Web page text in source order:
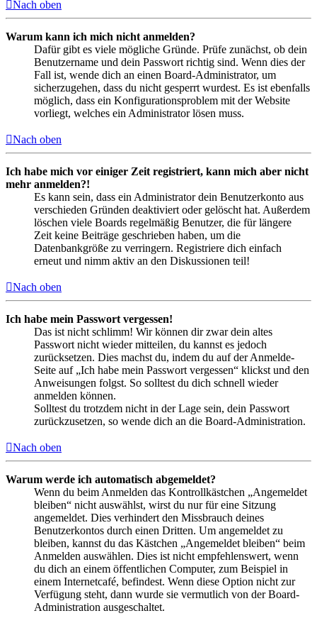
Nach oben
Warum kann ich mich nicht anmelden?
Dafür gibt es viele mögliche Gründe. Prüfe zunächst, ob dein
Benutzername und dein Passwort richtig sind. Wenn dies der
Fall ist, wende dich an einen Board-Administrator, um
sicherzugehen, dass du nicht gesperrt wurdest. Es ist ebenfalls
möglich, dass ein Konfigurationsproblem mit der Website
vorliegt, welches ein Administrator lösen muss.
Nach oben
Ich habe mich vor einiger Zeit registriert, kann mich aber nicht
mehr anmelden?!
Es kann sein, dass ein Administrator dein Benutzerkonto aus
verschieden Gründen deaktiviert oder gelöscht hat. Außerdem
löschen viele Boards regelmäßig Benutzer, die für längere
Zeit keine Beiträge geschrieben haben, um die
Datenbankgröße zu verringern. Registriere dich einfach
erneut und nimm aktiv an den Diskussionen teil!
Nach oben
Ich habe mein Passwort vergessen!
Das ist nicht schlimm! Wir können dir zwar dein altes
Passwort nicht wieder mitteilen, du kannst es jedoch
zurücksetzen. Dies machst du, indem du auf der Anmelde-
Seite auf „Ich habe mein Passwort vergessen“ klickst und den
Anweisungen folgst. So solltest du dich schnell wieder
anmelden können.
Solltest du trotzdem nicht in der Lage sein, dein Passwort
zurückzusetzen, so wende dich an die Board-Administration.
Nach oben
Warum werde ich automatisch abgemeldet?
Wenn du beim Anmelden das Kontrollkästchen „Angemeldet
bleiben“ nicht auswählst, wirst du nur für eine Sitzung
angemeldet. Dies verhindert den Missbrauch deines
Benutzerkontos durch einen Dritten. Um angemeldet zu
bleiben, kannst du das Kästchen „Angemeldet bleiben“ beim
Anmelden auswählen. Dies ist nicht empfehlenswert, wenn
du dich an einem öffentlichen Computer, zum Beispiel in
einem Internetcafé, befindest. Wenn diese Option nicht zur
Verfügung steht, dann wurde sie vermutlich von der Board-
Administration ausgeschaltet.